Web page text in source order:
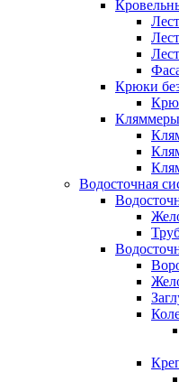
Крюки
Кляммеры
Водосточная